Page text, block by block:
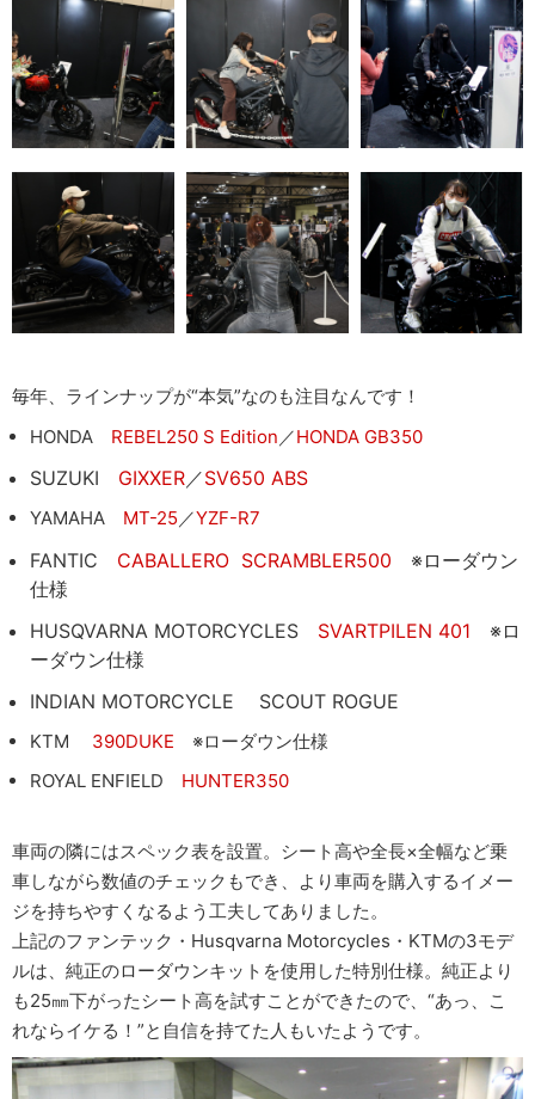
毎年、ラインナップが“本気”なのも注目なんです！
HONDA REBEL250 S Edition／HONDA GB350
SUZUKI GIXXER／SV650 ABS
YAMAHA MT-25／YZF-R7
FANTIC CABALLERO SCRAMBLER500 ※ローダウン
仕様
HUSQVARNA MOTORCYCLES SVARTPILEN 401 ※ロ
ーダウン仕様
INDIAN MOTORCYCLE SCOUT ROGUE
KTM 390DUKE ※ローダウン仕様
ROYAL ENFIELD HUNTER350
車両の隣にはスペック表を設置。シート高や全長×全幅など乗
車しながら数値のチェックもでき、より車両を購入するイメー
ジを持ちやすくなるよう工夫してありました。
上記のファンテック・Husqvarna Motorcycles・KTMの3モデ
ルは、純正のローダウンキットを使用した特別仕様。純正より
も25㎜下がったシート高を試すことができたので、“あっ、こ
れならイケる！”と自信を持てた人もいたようです。